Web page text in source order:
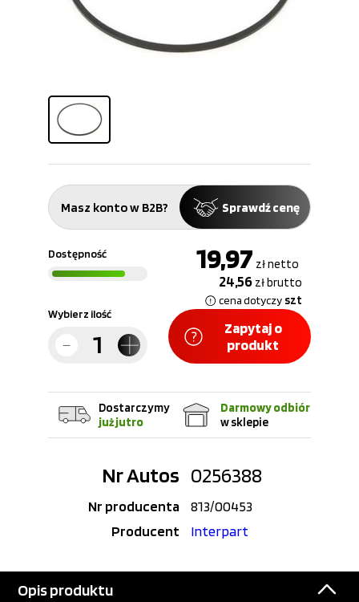
Masz konto w B2B? Sprawdź cenę
Dostępność 19,97 złnetto
24,56 złbrutto
cena dotyczy szt
Wybierz ilość
Zapytaj o
produkt
Dostarczymy
już jutro
Darmowy odbiór
w sklepie
Nr Autos 0256388
Nr producenta
813/00453
Producent
Interpart
Opis produktu